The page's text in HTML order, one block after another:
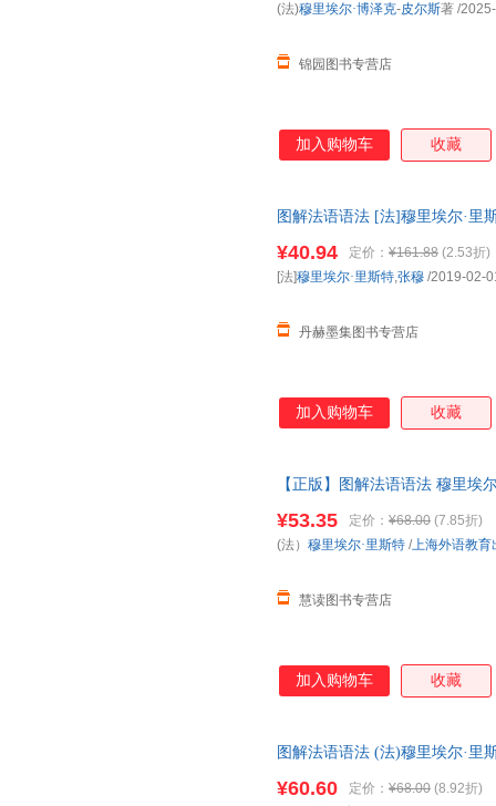
锦园图书专营店
(法)穆里埃尔·博泽克-皮尔斯著 /
加入购物车 收藏
图解法语语法 [法]穆里埃尔·里
¥40.94 定价： ¥161.88 (2.53折)
丹赫墨集图书专营店
[法]穆里埃尔·里斯特,张穆 /2019-02-
加入购物车 收藏
【正版】图解法语语法 穆里埃
¥53.35 定价： ¥68.00 (7.85折)
慧读图书专营店
(法） 穆里埃尔·里斯特 /上海外语教育
加入购物车 收藏
图解法语语法 (法)穆里埃尔·里
¥60.60 定价： ¥68.00 (8.92折)